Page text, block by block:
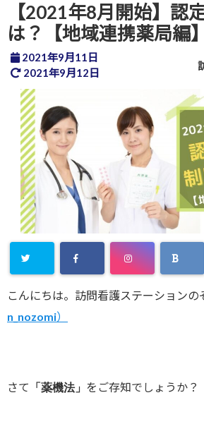
【2021年8月開始】認
は？【地域連携薬局編】
2021年9月11日
2021年9月12日
こんにちは。訪問看護ステーションの
n_nozomi）
さて 「薬機法」 をご存知でしょうか？